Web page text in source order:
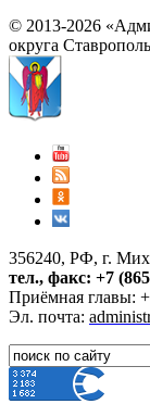
© 2013-2026
округа
356240, РФ, г.
тел., факс: +7
Приёмная главы:
Эл. почта: